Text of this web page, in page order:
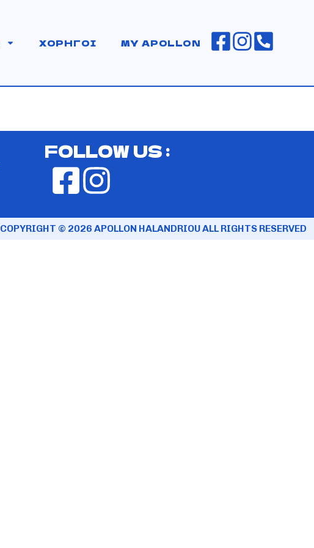
ΧΟΡΗΓΟΙ MY APOLLON
FOLLOW US :
COPYRIGHT © 2026 APOLLON HALANDRIOU ALL RIGHTS RESERVED